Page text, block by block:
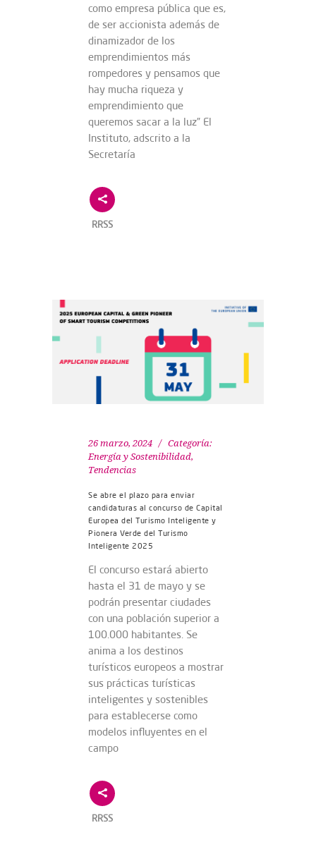
como empresa pública que es,
de ser accionista además de
dinamizador de los
emprendimientos más
rompedores y pensamos que
hay mucha riqueza y
emprendimiento que
queremos sacar a la luz” El
Instituto, adscrito a la
Secretaría
RRSS
26 marzo, 2024
Categoría:
Energía y Sostenibilidad,
Tendencias
Se abre el plazo para enviar
candidaturas al concurso de Capital
Europea del Turismo Inteligente y
Pionera Verde del Turismo
Inteligente 2025
El concurso estará abierto
hasta el 31 de mayo y se
podrán presentar ciudades
con una población superior a
100.000 habitantes. Se
anima a los destinos
turísticos europeos a mostrar
sus prácticas turísticas
inteligentes y sostenibles
para establecerse como
modelos influyentes en el
campo
RRSS